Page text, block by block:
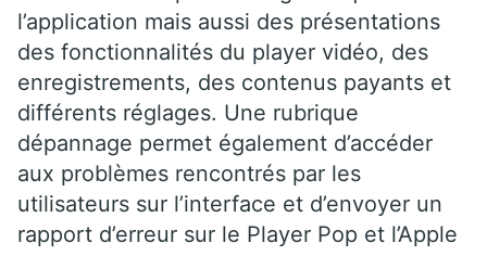
l’application mais aussi des présentations
des fonctionnalités du player vidéo, des
enregistrements, des contenus payants et
différents réglages. Une rubrique
dépannage permet également d’accéder
aux problèmes rencontrés par les
utilisateurs sur l’interface et d’envoyer un
rapport d’erreur sur le Player Pop et l’Apple